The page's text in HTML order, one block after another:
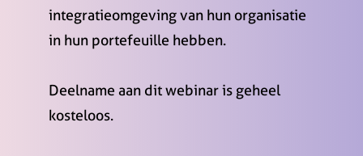
integratieomgeving van hun organisatie
in hun portefeuille hebben.
Deelname aan dit webinar is geheel
kosteloos.